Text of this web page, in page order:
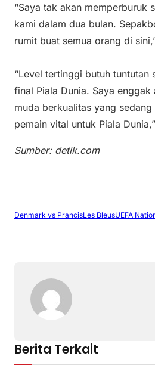
“Saya tak akan memperburuk
kami dalam dua bulan.
rumit buat semua orang di
“Level tertinggi butuh
final Piala Dunia. Saya
muda berkualitas yang
pemain vital untuk Piala
Sumber: detik.com
Denmark vs PrancisLes BleusUEFA
Berita Terkait